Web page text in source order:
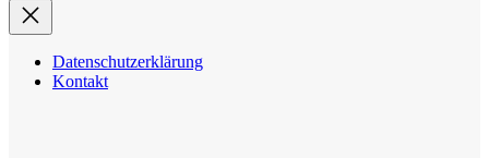
Datenschutzerklärung
Kontakt